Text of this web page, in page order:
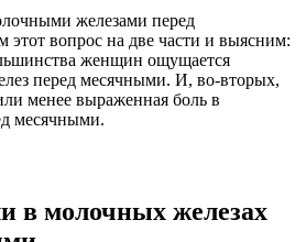
железами перед
этот вопрос на две части и выясним:
женщин ощущается
перед месячными. И, во-вторых,
менее выраженная боль в
месячными.
в молочных железах